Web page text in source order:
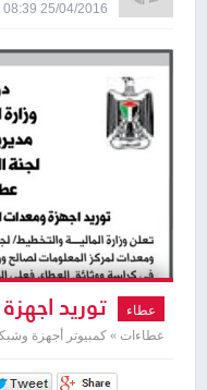
25/04/2016 08:39 صباحاً
عطاء توريد
عطاءات » كمبيوتر أجهزة